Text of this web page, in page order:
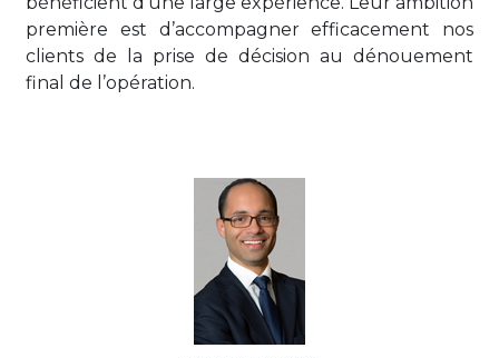
première est d’accompagner efficacement nos
clients de la prise de décision au dénouement
final de l’opération.